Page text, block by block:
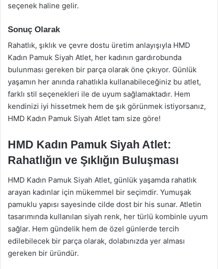
seçenek haline gelir.
Sonuç Olarak
Rahatlık, şıklık ve çevre dostu üretim anlayışıyla HMD
Kadın Pamuk Siyah Atlet, her kadının gardırobunda
bulunması gereken bir parça olarak öne çıkıyor. Günlük
yaşamın her anında rahatlıkla kullanabileceğiniz bu atlet,
farklı stil seçenekleri ile de uyum sağlamaktadır. Hem
kendinizi iyi hissetmek hem de şık görünmek istiyorsanız,
HMD Kadın Pamuk Siyah Atlet tam size göre!
HMD Kadın Pamuk Siyah Atlet:
Rahatlığın ve Şıklığın Buluşması
HMD Kadın Pamuk Siyah Atlet, günlük yaşamda rahatlık
arayan kadınlar için mükemmel bir seçimdir. Yumuşak
pamuklu yapısı sayesinde cilde dost bir his sunar. Atletin
tasarımında kullanılan siyah renk, her türlü kombinle uyum
sağlar. Hem gündelik hem de özel günlerde tercih
edilebilecek bir parça olarak, dolabınızda yer alması
gereken bir üründür.